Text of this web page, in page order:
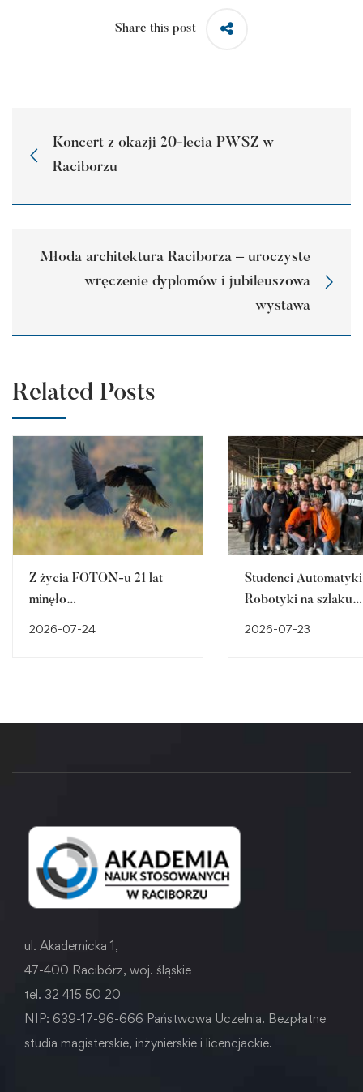
Share this post
Koncert z okazji 20-lecia PWSZ w
Raciborzu
Młoda architektura Raciborza – uroczyste
wręczenie dyplomów i jubileuszowa
wystawa
Related Posts
Z życia FOTON-u 21 lat
minęło…
2026-07-24
Studenci
Robotyki na szlaku
2026-07-23
ul. Akademicka 1,
47-400 Racibórz, woj. śląskie
tel. 32 415 50 20
NIP: 639-17-96-666 Państwowa Uczelnia. Bezpłatne
studia magisterskie, inżynierskie i licencjackie.